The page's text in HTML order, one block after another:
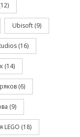
Ubisoft (9)
(16)
(14)
(6)
(9)
LEGO (18)